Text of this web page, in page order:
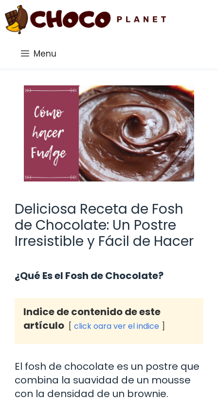
Saltar
al
contenido
Menu
Deliciosa Receta de Fosh
de Chocolate: Un Postre
Irresistible y Fácil de Hacer
¿Qué Es el Fosh de Chocolate?
Indice de contenido de este
artículo
click oara ver el indice
El fosh de chocolate es un postre que
combina la suavidad de un mousse
con la densidad de un brownie.